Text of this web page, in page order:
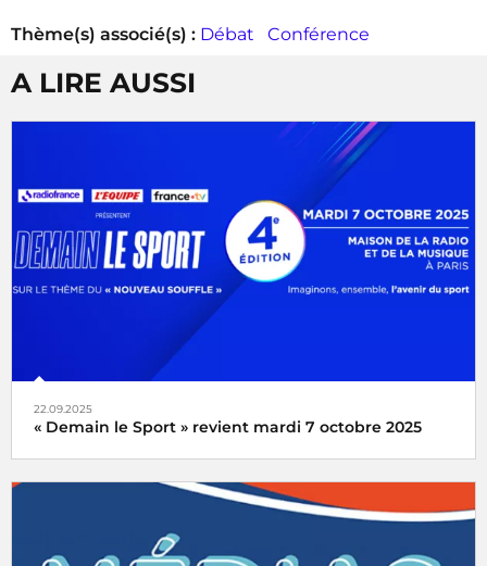
Thème(s) associé(s) : Débat Conférence
A LIRE AUSSI
22.09.2025
« Demain le Sport » revient mardi 7 octobre 2025
« Demain le Sport » vous donne rendez-vous mardi 7
octobre 2025 à la Maison de la Radio et de la Musique